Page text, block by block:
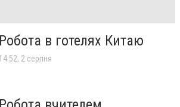
Робота в готелях Китаю
14:52, 2 серпня